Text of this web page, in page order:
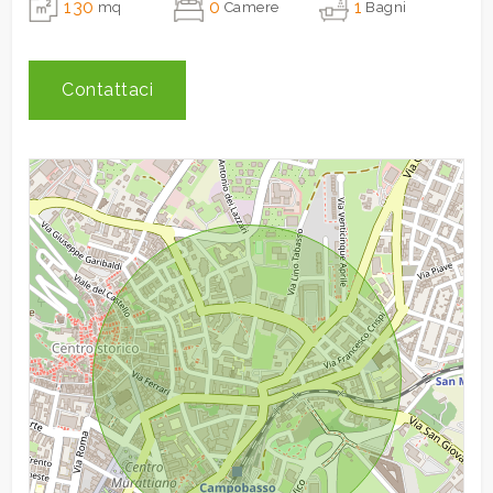
130 mq 0 Camere 1 Bagni
Contattaci
3
4
5
5+
Camere
minime
Qualsiasi
1